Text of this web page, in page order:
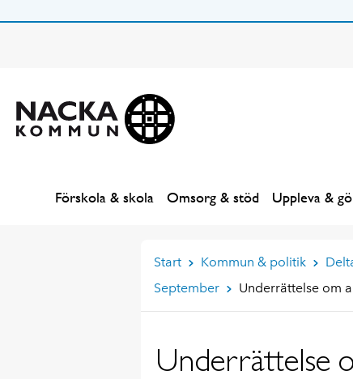
Förskola & skola Omsorg & stöd Uppleva &
Start Kommun & politik
September
Underrättelse om
Underrättelse